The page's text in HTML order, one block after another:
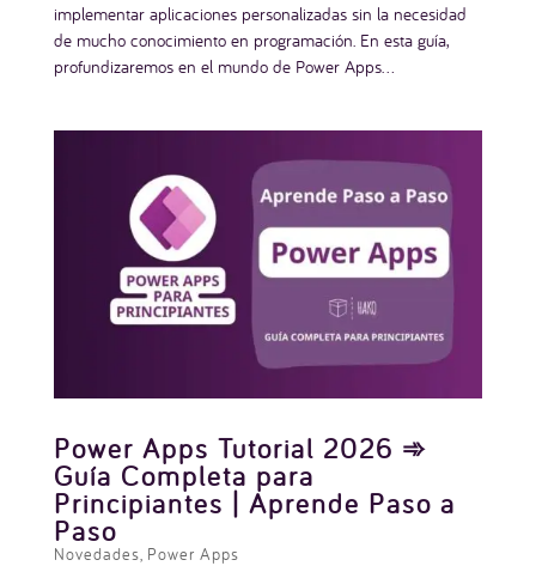
implementar aplicaciones personalizadas sin la necesidad
de mucho conocimiento en programación. En esta guía,
profundizaremos en el mundo de Power Apps...
Power Apps Tutorial 2026 ➾
Guía Completa para
Principiantes | Aprende Paso a
Paso
Novedades, Power Apps